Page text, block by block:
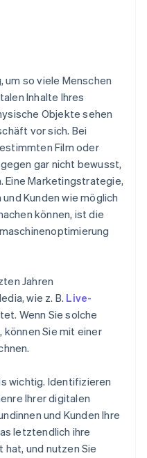
um so viele Menschen
Inhalte Ihres
Objekte sehen
vor sich. Bei
Film oder
gar nicht bewusst,
Eine Marketingstrategie,
Kunden wie möglich
können, ist die
Jahren
wie z. B. Live-
Wenn Sie solche
Sie mit einer
wichtig. Identifizieren
Ihrer digitalen
und Kunden Ihre
letztendlich ihre
und nutzen Sie